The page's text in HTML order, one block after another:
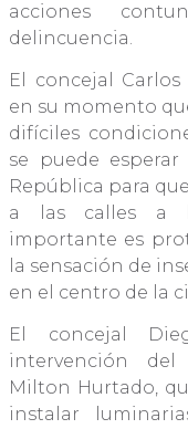
acciones
delincuencia.
El concejal
en su momento
difíciles
se puede
República para
a las calles a
importante es
la sensación de
en el centro de la
El concejal
intervención del
Milton Hurtado,
instalar